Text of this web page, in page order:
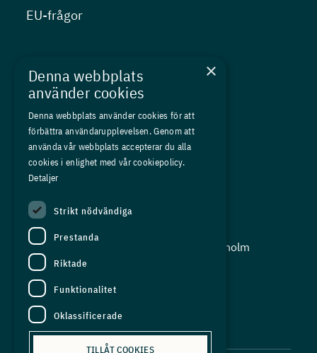
EU-frågor
Kurser
Medlemskap
Om oss
Press
In English
Adress:
Storgatan 19, Box 5501, 114 85 Stockholm
Organisationsnummer:
556625 - 8389
E-post:
info@industriarbetsgivarna.se
×
Denna webbplats
använder cookies
Denna webbplats använder cookies för att
förbättra användarupplevelsen. Genom att
använda vår webbplats accepterar du alla
cookies i enlighet med vår cookiepolicy.
Detaljer
Strikt nödvändiga
Prestanda
Riktade
Funktionalitet
Oklassificerade
TILLÅT COOKIES